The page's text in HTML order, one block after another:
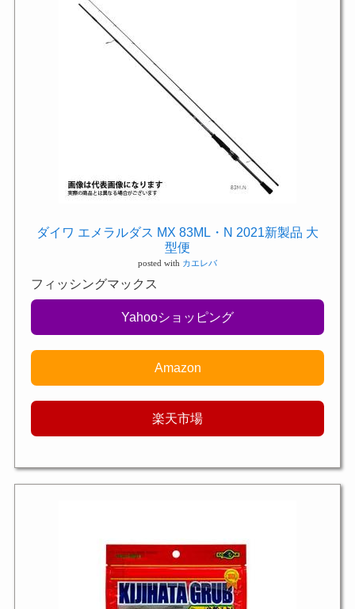
ダイワ エメラルダス MX 83ML・N 2021新製品 大
型便
posted with カエレバ
フィッシングマックス
Yahooショッピング
Amazon
楽天市場